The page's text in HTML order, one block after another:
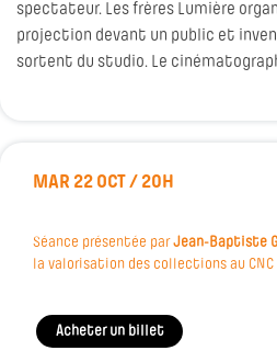
spectateur. Les frères Lumière
projection devant un public et
sortent du studio. Le
MAR 22 OCT / 20H
Séance présentée parJean-Baptiste
la valorisation des collections au CNC
Acheter un billet